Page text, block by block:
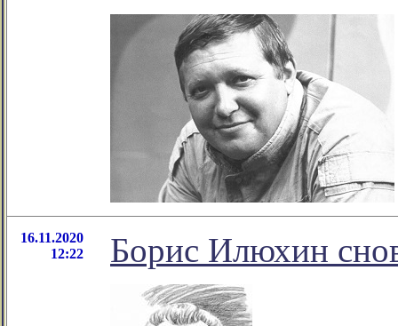
16.11.2020
12:22
Борис Илюхин